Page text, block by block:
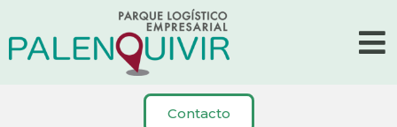
Contacto